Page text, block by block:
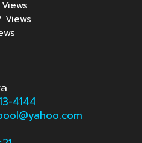
Views
4144